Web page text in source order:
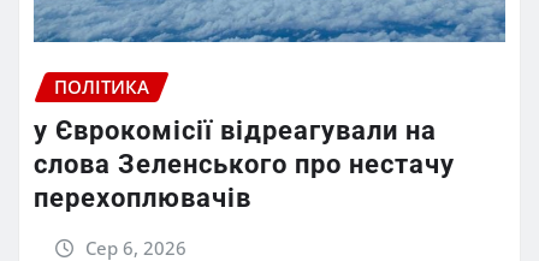
ПОЛІТИКА
у Єврокомісії відреагували на
слова Зеленського про нестачу
перехоплювачів
Сер 6, 2026